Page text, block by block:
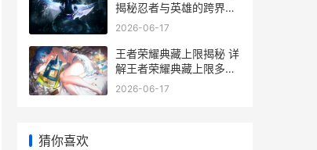
揭秘忍者与英雄的跨界合
作可能性
2026-06-17
王者荣耀典藏上限揭秘 详
解王者荣耀典藏上限多少
收藏价值几何
2026-06-17
猜你喜欢